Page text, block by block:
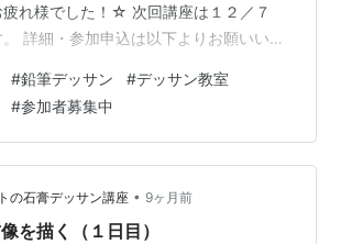
疲れ様でした！☆ 次回講座は１２／７
。 詳細・参加申込は以下よりお願いいた
ン講座』で、 石膏デッサンデビューされ
す！ どうやって描き進めていけば良い
ーゼルの立て方や描く時の姿勢などか
スします。最初は何もかも分からない
安ですよね。 でもご安心ください…
#鉛筆デッサン #デッサン教室
#参加者募集中
の石膏デッサン講座 • 9ヶ月前
を描く（１日目）